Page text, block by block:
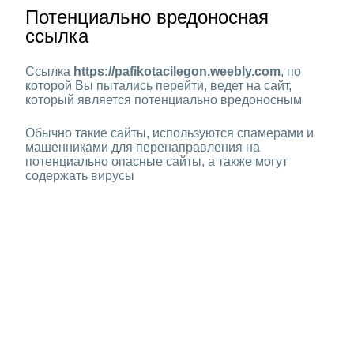
Потенциально вредоносная
ссылка
Ссылка https://pafikotacilegon.weebly.com, по
которой Вы пытались перейти, ведет на сайт,
который является потенциально вредоносным
Обычно такие сайты, используются спамерами и
машенниками для перенаправления на
потенциально опасные сайты, а также могут
содержать вирусы